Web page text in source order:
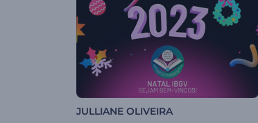
JULLIANE OLIVEIRA